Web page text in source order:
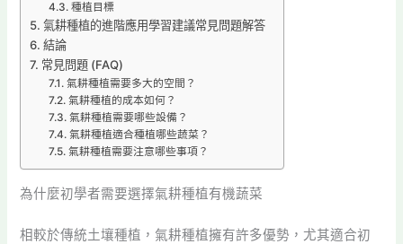
種植目標
氣耕種植的進階應用學習建議常見問題解答
結論
常見問題 (FAQ)
氣耕種植需要多大的空間？
氣耕種植的成本如何？
氣耕種植需要哪些設備？
氣耕種植適合種植哪些蔬菜？
氣耕種植需要注意哪些事項？
為什麼初學者需要選擇氣耕種植有機蔬菜
相較於傳統土壤種植，氣耕種植擁有許多優勢，尤其適合初